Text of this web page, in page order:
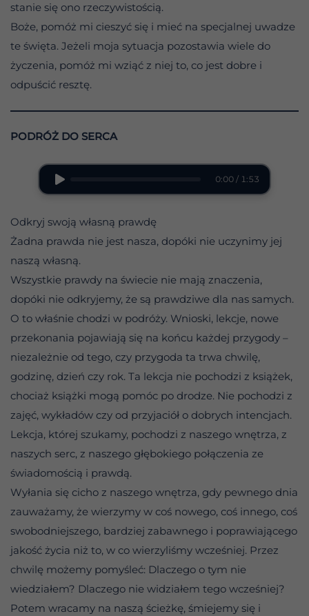
stanie się ono rzeczywistością.
Boże, pomóż mi cieszyć się i mieć na specjalnej uwadze
te święta. Jeżeli moja sytuacja pozostawia wiele do
życzenia, pomóż mi wziąć z niej to, co jest dobre i
odpuścić resztę.
PODRÓŻ DO SERCA
0:00 / 1:53
Odkryj swoją własną prawdę
Żadna prawda nie jest nasza, dopóki nie uczynimy jej
naszą własną.
Wszystkie prawdy na świecie nie mają znaczenia,
dopóki nie odkryjemy, że są prawdziwe dla nas samych.
O to właśnie chodzi w podróży. Wnioski, lekcje, nowe
przekonania pojawiają się na końcu każdej przygody –
niezależnie od tego, czy przygoda ta trwa chwilę,
godzinę, dzień czy rok. Ta lekcja nie pochodzi z książek,
chociaż książki mogą pomóc po drodze. Nie pochodzi z
zajęć, wykładów czy od przyjaciół o dobrych intencjach.
Lekcja, której szukamy, pochodzi z naszego wnętrza, z
naszych serc, z naszego głębokiego połączenia ze
świadomością i prawdą.
Wyłania się cicho z naszego wnętrza, gdy pewnego dnia
zauważamy, że wierzymy w coś nowego, coś innego, coś
swobodniejszego, bardziej zabawnego i poprawiającego
jakość życia niż to, w co wierzyliśmy wcześniej. Przez
chwilę możemy pomyśleć: Dlaczego o tym nie
wiedziałem? Dlaczego nie widziałem tego wcześniej?
Potem wracamy na naszą ścieżkę, śmiejemy się i